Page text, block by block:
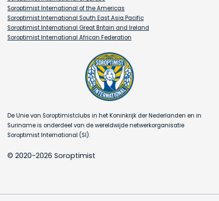
Soroptimist International of the Americas
Soroptimist International South East Asia Pacific
Soroptimist International Great Britain and Ireland
Soroptimist International African Federation
De Unie van Soroptimistclubs in het Koninkrijk der Nederlanden en in
Suriname is onderdeel van de wereldwijde netwerkorganisatie
Soroptimist International (SI).
© 2020-2026 Soroptimist